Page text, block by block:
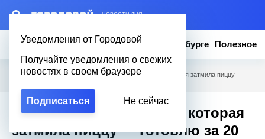
– НОВОСТИ ДНЯ
Уведомления от Городовой
Получайте уведомления о свежих
новостях в своем браузере
Подписаться Не сейчас
Новости Эксклюзив Вопросы о Петербурге Полезное
Городовой Полезное / Картофельная лепёшка, которая затмила пиццу —
Картофельная лепёшка, которая
затмила пиццу — готовлю за 20